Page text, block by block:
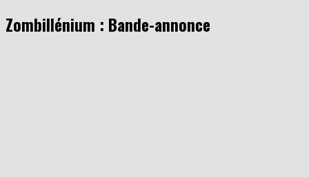
Zombillénium : Bande-annonce